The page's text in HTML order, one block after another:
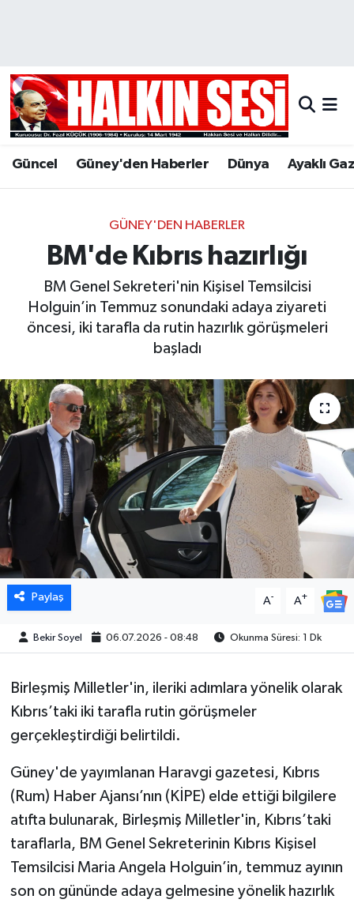
Güncel Güney'den Haberler Dünya Ayaklı
GÜNEY'DEN HABERLER
BM'de Kıbrıs hazırlığı
BM Genel Sekreteri'nin Kişisel Temsilcisi
Holguin’in Temmuz sonundaki adaya ziyareti
öncesi, iki tarafla da rutin hazırlık görüşmeleri
başladı
Paylaş A- A+
Bekir Soyel 06.07.2026 - 08:48 Okunma Süresi: 1 Dk
Birleşmiş Milletler'in, ileriki adımlara yönelik olarak
Kıbrıs’taki iki tarafla rutin görüşmeler
gerçekleştirdiği belirtildi.
Güney'de yayımlanan Haravgi gazetesi, Kıbrıs
(Rum) Haber Ajansı’nın (KİPE) elde ettiği bilgilere
atıfta bulunarak, Birleşmiş Milletler'in, Kıbrıs’taki
taraflarla, BM Genel Sekreterinin Kıbrıs Kişisel
Temsilcisi Maria Angela Holguin’in, temmuz ayının
son on gününde adaya gelmesine yönelik hazırlık
Hava Durumu
Trafik Durumu
Tüm Manşetler
Son Dakika Haberleri
Haber Arşivi